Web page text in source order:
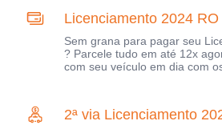
Licenciamento 2024
Sem grana para pagar seu
? Parcele tudo em até 12x
com seu veículo em dia com
2ª via Licenciamento